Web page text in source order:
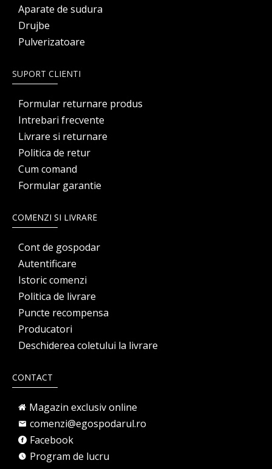
Aparate de sudura
Drujbe
Pulverizatoare
SUPORT CLIENTI
Formular returnare produs
Intrebari frecvente
Livrare si returnare
Politica de retur
Cum comand
Formular garantie
COMENZI SI LIVRARE
Cont de gospodar
Autentificare
Istoric comenzi
Politica de livrare
Puncte recompensa
Producatori
Deschiderea coletului la livrare
CONTACT
Magazin exclusiv online
comenzi@egospodarul.ro
Facebook
Program de lucru